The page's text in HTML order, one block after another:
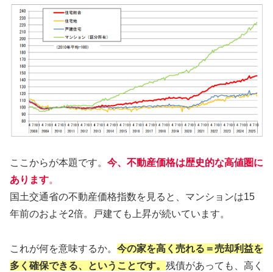
ここからが本題です。 今、不動産価格は歴史的な高値圏に
あります。
国土交通省の不動産価格指数を見ると、マンションは15
年前のおよそ2倍。戸建ても上昇が続いています。
これが何を意味するか。 今の家を高く売れる＝売却利益を
多く確保できる、ということです。 残債があっても、高く